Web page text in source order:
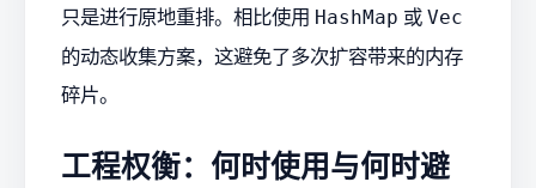
只是进行原地重排。相比使用 HashMap 或 Vec
的动态收集方案，这避免了多次扩容带来的内存
碎片。
工程权衡：何时使用与何时避